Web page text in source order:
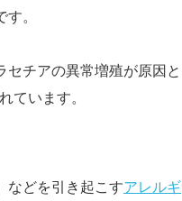
。
チアの異常増殖が原因と
ています。
などを引き起こすアレルギ